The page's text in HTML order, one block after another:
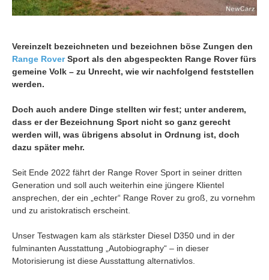
Vereinzelt bezeichneten und bezeichnen böse Zungen den
Range RoverSport als den abgespeckten Range Rover fürs
gemeine Volk – zu Unrecht, wie wir nachfolgend feststellen
werden.
Doch auch andere Dinge stellten wir fest; unter anderem,
dass er der Bezeichnung Sport nicht so ganz gerecht
werden will, was übrigens absolut in Ordnung ist, doch
dazu später mehr.
Seit Ende 2022 fährt der Range Rover Sport in seiner dritten
Generation und soll auch weiterhin eine jüngere Klientel
ansprechen, der ein „echter“ Range Rover zu groß, zu vornehm
und zu aristokratisch erscheint.
Unser Testwagen kam als stärkster Diesel D350 und in der
fulminanten Ausstattung „Autobiography“ – in dieser
Motorisierung ist diese Ausstattung alternativlos.